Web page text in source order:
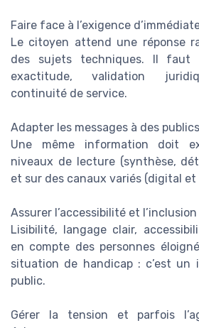
Faire face à l’exigence
Le citoyen attend une réponse
des sujets techniques. Il faut
exactitude, validation
continuité de service.
Adapter les messages à des
Une même information doit
niveaux de lecture (synthèse,
et sur des canaux variés (digital
Assurer l’accessibilité et l’inclusion
Lisibilité, langage clair,
en compte des personnes
situation de handicap : c’est un
public.
Gérer la tension et parfois